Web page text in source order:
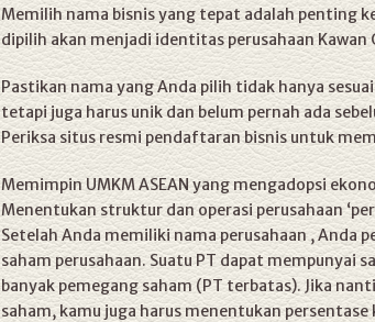
Memilih nama bisnis yang tepat adalah penting
dipilih akan menjadi identitas perusahaan Kawan
Pastikan nama yang Anda pilih tidak hanya
tetapi juga harus unik dan belum pernah ada
Periksa situs resmi pendaftaran bisnis untuk
Memimpin UMKM ASEAN yang mengadopsi
Menentukan struktur dan operasi perusahaan
Setelah Anda memiliki nama perusahaan , Anda
saham perusahaan. Suatu PT dapat mempunyai
banyak pemegang saham (PT terbatas). Jika
saham, kamu juga harus menentukan